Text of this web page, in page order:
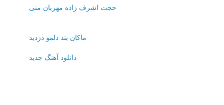
حجت اشرف زاده مهربان منی
ماکان بند دلمو دزدید
دانلود آهنگ جدید